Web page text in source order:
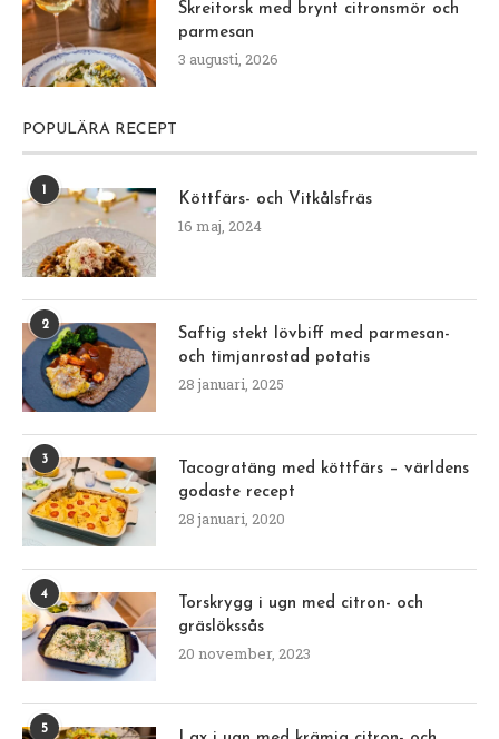
Skreitorsk med brynt citronsmör och
parmesan
3 augusti, 2026
POPULÄRA RECEPT
1
Köttfärs- och Vitkålsfräs
16 maj, 2024
2
Saftig stekt lövbiff med parmesan-
och timjanrostad potatis
28 januari, 2025
3
Tacogratäng med köttfärs – världens
godaste recept
28 januari, 2020
4
Torskrygg i ugn med citron- och
gräslökssås
20 november, 2023
5